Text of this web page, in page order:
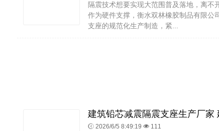
隔震技术想要实现大范围普及落地，离不
作为硬件支撑，衡水双林橡胶制品有限公
支座的规范化生产制造，紧...
2026/6/5 8:49:19 111